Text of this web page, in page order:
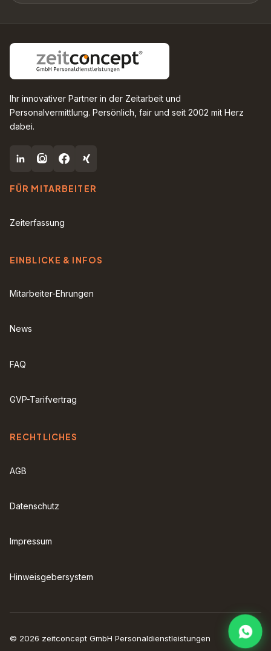
Ihr innovativer Partner in der Zeitarbeit und
Personalvermittlung. Persönlich, fair und seit 2002 mit Herz
dabei.
FÜR MITARBEITER
Zeiterfassung
EINBLICKE & INFOS
Mitarbeiter-Ehrungen
News
FAQ
GVP-Tarifvertrag
RECHTLICHES
AGB
Datenschutz
Impressum
Hinweisgebersystem
© 2026 zeitconcept GmbH Personaldienstleistungen